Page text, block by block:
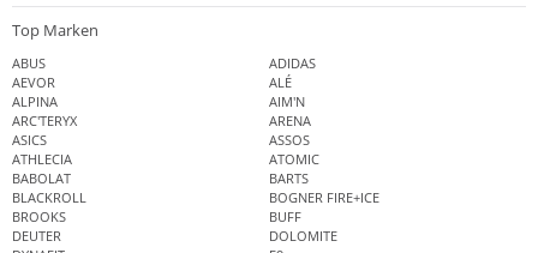
Top Marken
ABUS
ADIDAS
AEVOR
ALÉ
ALPINA
AIM'N
ARC'TERYX
ARENA
ASICS
ASSOS
ATHLECIA
ATOMIC
BABOLAT
BARTS
BLACKROLL
BOGNER FIRE+ICE
BROOKS
BUFF
DEUTER
DOLOMITE